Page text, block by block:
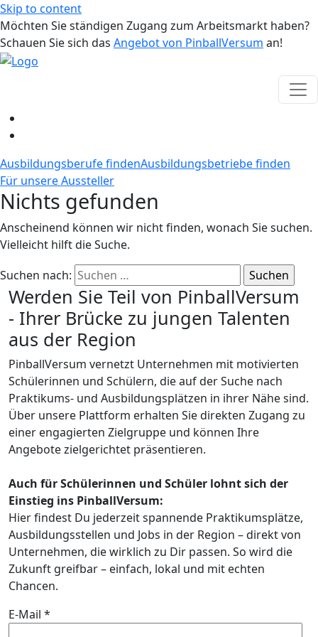
Skip to content
Möchten Sie ständigen Zugang zum Arbeitsmarkt haben?
Schauen Sie sich das Angebot von PinballVersum an!
Ausbildungsberufe findenAusbildungsbetriebe finden
Für unsere Aussteller
Nichts gefunden
Anscheinend können wir nicht finden, wonach Sie suchen.
Vielleicht hilft die Suche.
Suchen nach:
Werden Sie Teil von PinballVersum
- Ihrer Brücke zu jungen Talenten
aus der Region
PinballVersum vernetzt Unternehmen mit motivierten
Schülerinnen und Schülern, die auf der Suche nach
Praktikums- und Ausbildungsplätzen in ihrer Nähe sind.
Über unsere Plattform erhalten Sie direkten Zugang zu
einer engagierten Zielgruppe und können Ihre
Angebote zielgerichtet präsentieren.
Auch für Schülerinnen und Schüler lohnt sich der
Einstieg ins PinballVersum:
Hier findest Du jederzeit spannende Praktikumsplätze,
Ausbildungsstellen und Jobs in der Region – direkt von
Unternehmen, die wirklich zu Dir passen. So wird die
Zukunft greifbar – einfach, lokal und mit echten
Chancen.
E-Mail *